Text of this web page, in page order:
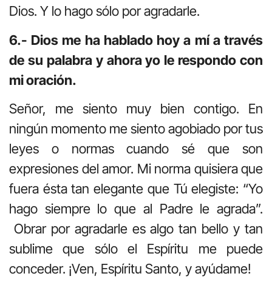
Dios. Y lo hago sólo por agradarle.
6.- Dios me ha hablado hoy a mí a través
de su palabra y ahora yo le respondo con
mi oración.
Señor, me siento muy bien contigo. En
ningún momento me siento agobiado por tus
leyes o normas cuando sé que son
expresiones del amor. Mi norma quisiera que
fuera ésta tan elegante que Tú elegiste: “Yo
hago siempre lo que al Padre le agrada”.
Obrar por agradarle es algo tan bello y tan
sublime que sólo el Espíritu me puede
conceder. ¡Ven, Espíritu Santo, y ayúdame!